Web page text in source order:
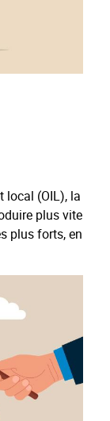
local (OIL), la
plus vite
plus forts, en